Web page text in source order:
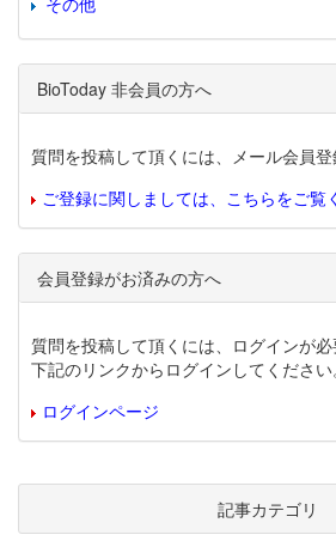
BioToday 非会員の方へ
質問を投稿して頂くには、メール会員登
ご登録に関しましては、こちらをご覧
会員登録がお済みの方へ
質問を投稿して頂くには、ログインが必
下記のリンクからログインしてください
ログインページ
記事カテゴリ